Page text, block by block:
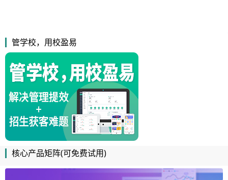
管学校，用校盈易
核心产品矩阵(可免费试用)